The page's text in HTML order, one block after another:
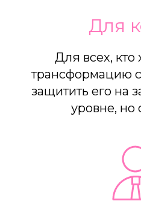
Для
Для всех, кто
трансформацию
защитить его на
уровне, но